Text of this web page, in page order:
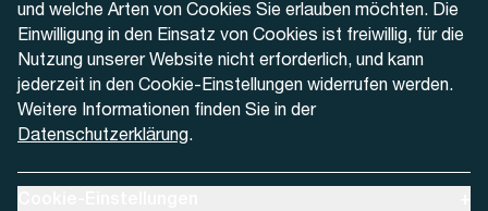
und welche Arten von Cookies Sie erlauben möchten. Die
Einwilligung in den Einsatz von Cookies ist freiwillig, für die
Nutzung unserer Website nicht erforderlich, und kann
jederzeit in den Cookie-Einstellungen widerrufen werden.
Weitere Informationen finden Sie in der
Datenschutzerklärung.
Aktuell
Medien